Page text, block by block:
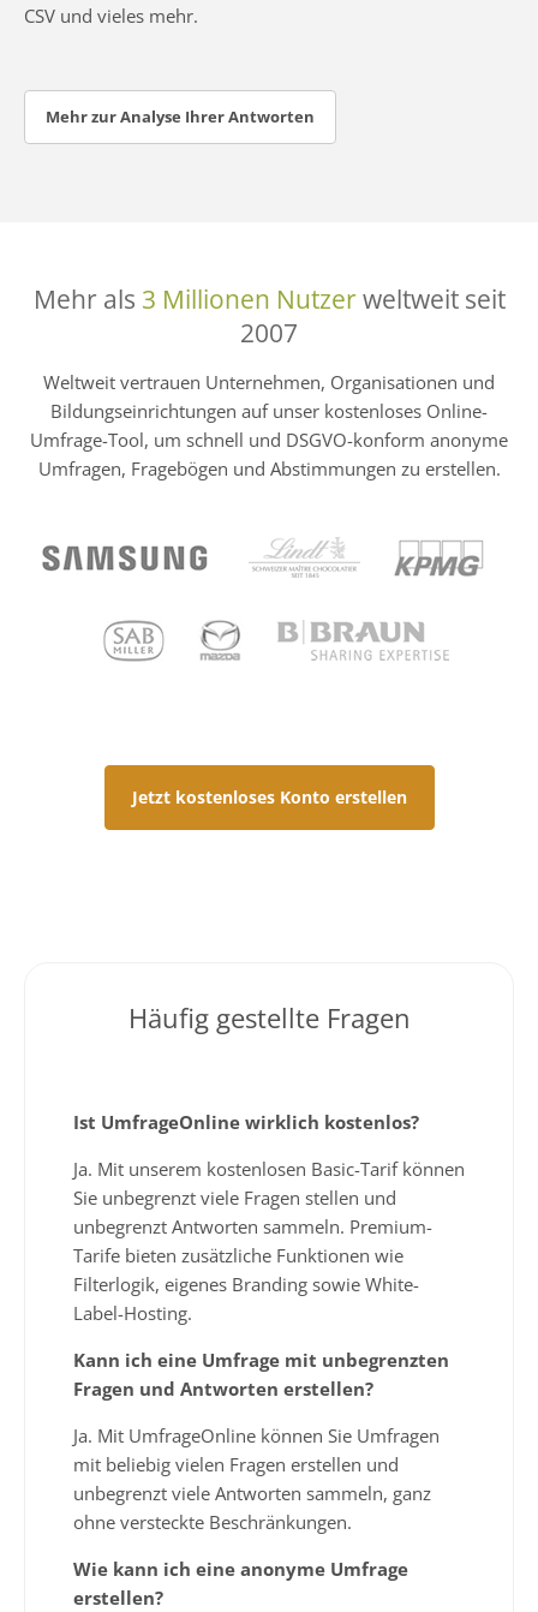
CSV und vieles mehr.
Mehr zur Analyse Ihrer Antworten
Mehr als 3 Millionen Nutzerweltweit seit
2007
Weltweit vertrauen Unternehmen, Organisationen und
Bildungseinrichtungen auf unser kostenloses Online-
Umfrage-Tool, um schnell und DSGVO-konform anonyme
Umfragen, Fragebögen und Abstimmungen zu erstellen.
Jetzt kostenloses Konto erstellen
Häufig gestellte Fragen
Ist UmfrageOnline wirklich kostenlos?
Ja. Mit unserem kostenlosen Basic-Tarif können
Sie unbegrenzt viele Fragen stellen und
unbegrenzt Antworten sammeln. Premium-
Tarife bieten zusätzliche Funktionen wie
Filterlogik, eigenes Branding sowie White-
Label-Hosting.
Kann ich eine Umfrage mit unbegrenzten
Fragen und Antworten erstellen?
Ja. Mit UmfrageOnline können Sie Umfragen
mit beliebig vielen Fragen erstellen und
unbegrenzt viele Antworten sammeln, ganz
ohne versteckte Beschränkungen.
Wie kann ich eine anonyme Umfrage
erstellen?